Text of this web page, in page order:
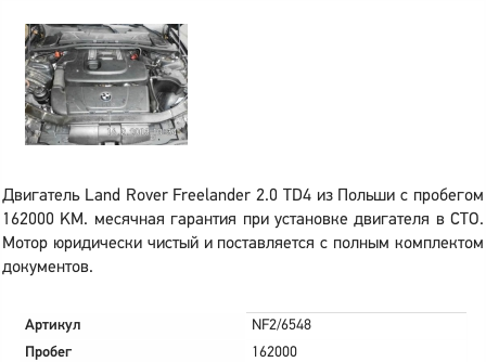
Двигатель Land Rover Freelander 2.0 TD4 из Польши с пробегом
162000 KM. месячная гарантия при установке двигателя в СТО.
Мотор юридически чистый и поставляется с полным комплектом
документов.
Артикул
NF2/6548
Пробег
162000